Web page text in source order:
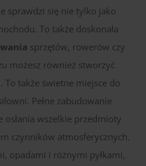
sprawdzi się nie tylko jako
To także doskonała
sprzętów, rowerów czy
możesz również stworzyć
. To także świetne miejsce do
Pełne zabudowanie
osłania wszelkie przedmioty
czynników atmosferycznych.
opadami i różnymi pyłkami,